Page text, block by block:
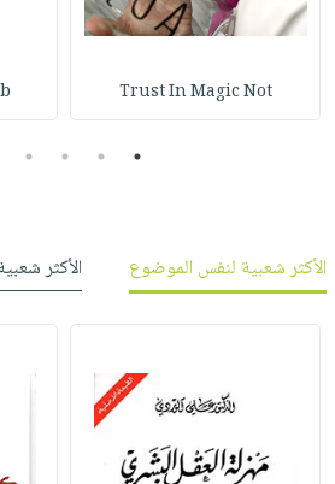
صابون
مناسبات
فيديوهات
يتكرر
طرحها
انشر
كتابك
تواصل
عربة
نشرة
Trust In Magic Not
1
2
3
4
الأكثر شعبية لنفس الموضوع
الأكثر